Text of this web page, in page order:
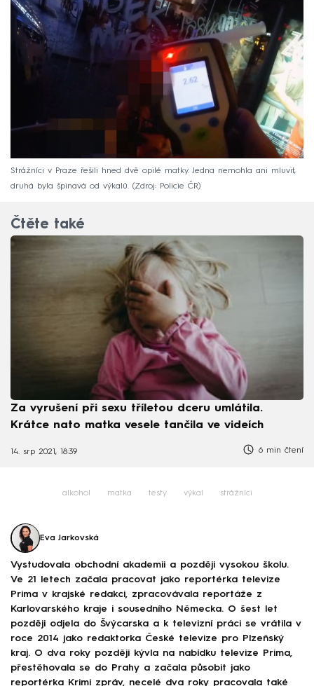
Strážníci v Praze řešili hned dvě opilé matky. Jedna nemohla ani mluvit,
druhá byla špinavá od výkalů.
Zdroj: Policie ČR
Čtěte také
Za vyrušení při sexu tříletou dceru umlátila.
Krátce nato matka vesele tančila ve videích
14. srp 2021, 18:39 6 min čtení
alkohol matka testy výkal strážníci
Eva Jarkovská
Vystudovala obchodní akademii a později vysokou školu.
Ve 21 letech začala pracovat jako reportérka televize
Prima v krajské redakci, zpracovávala reportáže z
Karlovarského kraje i sousedního Německa. O šest let
později odjela do Švýcarska a k televizní práci se vrátila v
roce 2014 jako redaktorka České televize pro Plzeňský
kraj. O dva roky později kývla na nabídku televize Prima,
přestěhovala se do Prahy a začala působit jako
reportérka Krimi zpráv, necelé dva roky pracovala také